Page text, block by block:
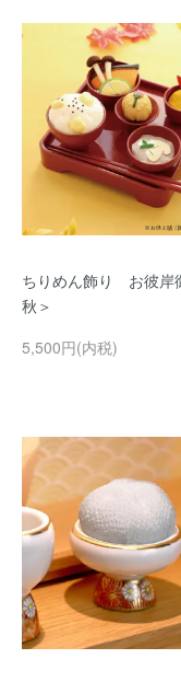
ちりめん飾り お彼岸
秋＞
5,500円(内税)